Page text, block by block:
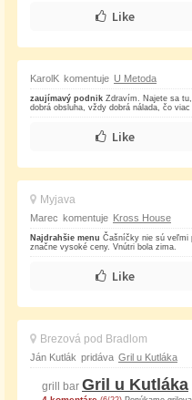
Like
KarolK komentuje U Metoda
zaujímavý podnik Zdravím. Najete sa
dobrá obsluha, vždy dobrá nálada, čo
Like
Myjava
Marec komentuje Kross House
Najdrahšie menu Čašníčky nie sú veľmi
značne vysoké ceny. Vnútri bola zima.
Like
Brezová pod Bradlom
Ján Kutlák pridáva Gril u Kutláka
grill bar Gril u Kutláka